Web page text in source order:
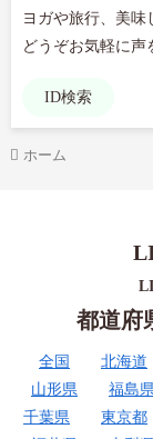
ヨガや旅行、美味
どうぞお気軽に
ID検索
ホーム
都道府
全国 北海道
山形県
福島
千葉県
東京都